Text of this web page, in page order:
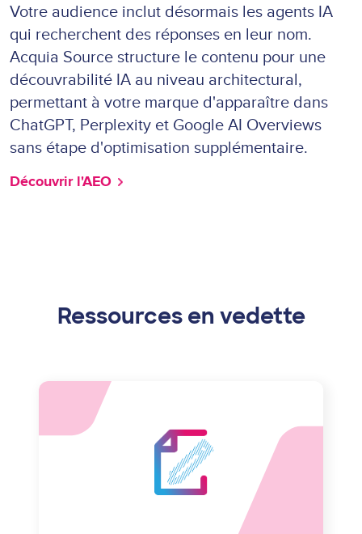
Votre audience inclut désormais les agents IA
qui recherchent des réponses en leur nom.
Acquia Source structure le contenu pour une
découvrabilité IA au niveau architectural,
permettant à votre marque d'apparaître dans
ChatGPT, Perplexity et Google AI Overviews
sans étape d'optimisation supplémentaire.
Découvrir l'AEO
Ressources en vedette